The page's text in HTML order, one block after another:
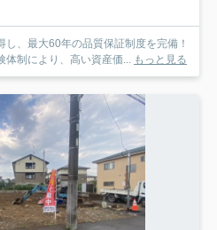
、最大60年の品質保証制度を完備！
体制により、高い資産価... もっと見る